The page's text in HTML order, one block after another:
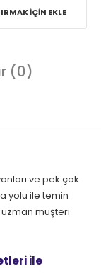
İÇIN EKLE
(0)
ve pek çok
yolu ile temin
uzman müşteri
ile